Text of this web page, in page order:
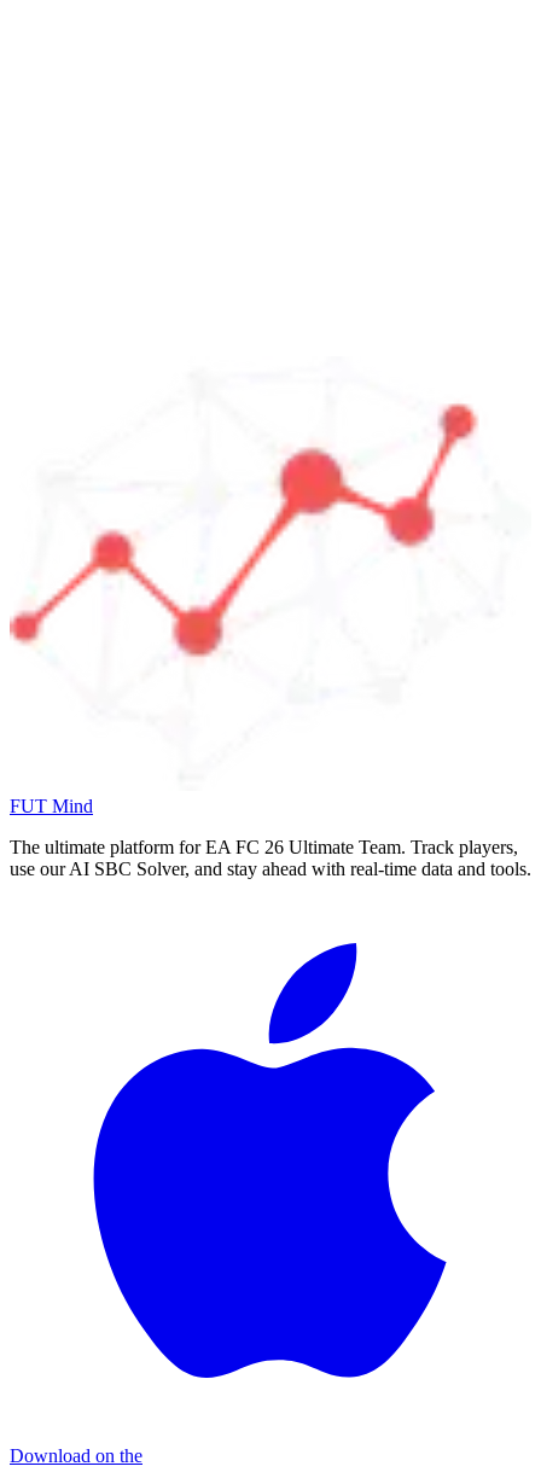
FUT Mind
The ultimate platform for EA FC 26 Ultimate Team. Track players,
use our AI SBC Solver, and stay ahead with real-time data and tools.
Download on the